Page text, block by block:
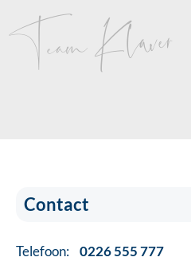
Team Klaver
Contact
Telefoon: 0226 555 777